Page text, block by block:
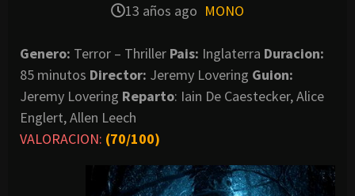
13 años ago MONO
Genero: Terror – Thriller Pais: Inglaterra Duracion:
85 minutos Director: Jeremy Lovering Guion:
Jeremy Lovering Reparto: Iain De Caestecker, Alice
Englert, Allen Leech
VALORACION: (70/100)